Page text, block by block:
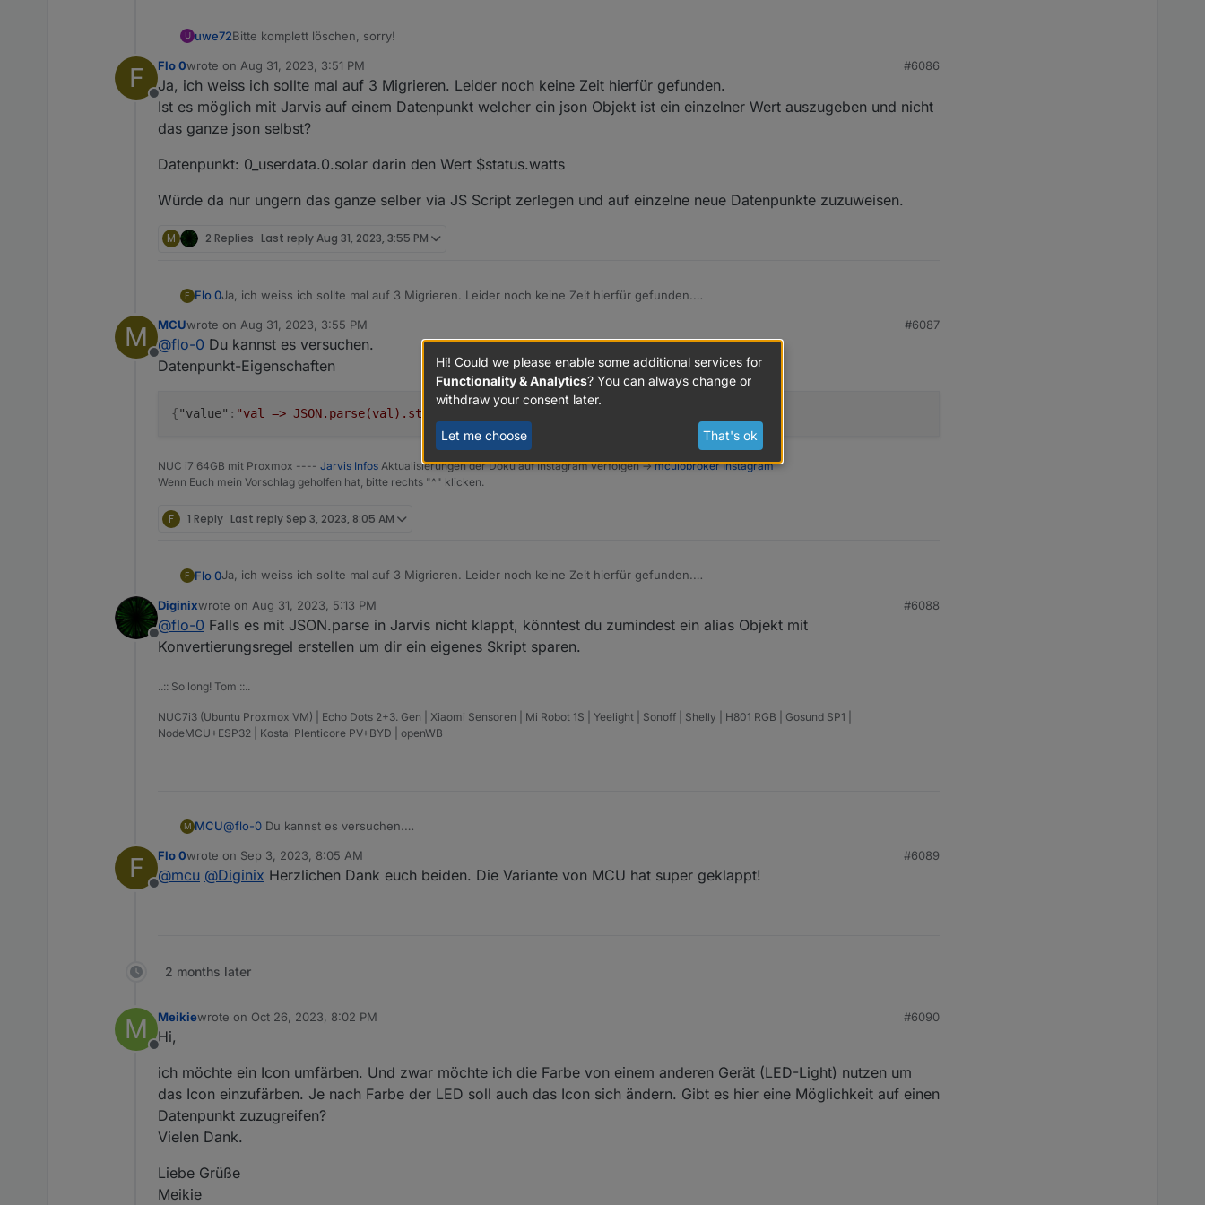
U uwe72Bitte komplett löschen, sorry!
F
Offline
Flo 0wrote on Aug 31, 2023, 3:51 PM
last edited by
#6086
Ja, ich weiss ich sollte mal auf 3 Migrieren. Leider noch keine Zeit hierfür gefunden.
Ist es möglich mit Jarvis auf einem Datenpunkt welcher ein json Objekt ist ein einzelner Wert auszugeben und nicht
das ganze json selbst?
Datenpunkt: 0_userdata.0.solar darin den Wert $status.watts
Würde da nur ungern das ganze selber via JS Script zerlegen und auf einzelne neue Datenpunkte zuzuweisen.
M 2 Replies Last replyAug 31, 2023, 3:55 PM
F Flo 0Ja, ich weiss ich sollte mal auf 3 Migrieren. Leider noch keine Zeit hierfür gefunden.
json selbst?
Datenpunkt: 0_userdata.0.solar darin den Wert $status.watts
Würde da nur ungern das ganze selber via JS Script zerlegen und auf einzelne neue Datenpunkte zuzuweisen.
M
Offline
MCUwrote on Aug 31, 2023, 3:55 PM
last edited by
#6087
@flo-0 Du kannst es versuchen.
Datenpunkt-Eigenschaften
{"value" : "val => JSON.parse(val).status.watts"
NUC i7 64GB mit Proxmox ---- Jarvis Infos Aktualisierungen der Doku auf Instagram verfolgen ->mcuiobroker Instagram
Wenn Euch mein Vorschlag geholfen hat, bitte rechts "^" klicken.
F 1 Reply Last reply Sep 3, 2023, 8:05 AM
F Flo 0Ja, ich weiss ich sollte mal auf 3 Migrieren. Leider noch keine Zeit hierfür gefunden.
json selbst?
Datenpunkt: 0_userdata.0.solar darin den Wert $status.watts
Würde da nur ungern das ganze selber via JS Script zerlegen und auf einzelne neue Datenpunkte zuzuweisen.
Offline
Diginixwrote on Aug 31, 2023, 5:13 PM
last edited by
#6088
@flo-0 Falls es mit JSON.parse in Jarvis nicht klappt, könntest du zumindest ein alias Objekt mit
Konvertierungsregel erstellen um dir ein eigenes Skript sparen.
..:: So long! Tom ::..
NUC7i3 (Ubuntu Proxmox VM) | Echo Dots 2+3. Gen | Xiaomi Sensoren | Mi Robot 1S | Yeelight | Sonoff | Shelly | H801 RGB | Gosund SP1 |
NodeMCU+ESP32 | Kostal Plenticore PV+BYD | openWB
M MCU@flo-0 Du kannst es versuchen.
F
Offline
Flo 0wrote on Sep 3, 2023, 8:05 AM
last edited by
#6089
@mcu @Diginix Herzlichen Dank euch beiden. Die Variante von MCU hat super geklappt!
2 months later
M
Offline
Meikiewrote on Oct 26, 2023, 8:02 PM
last edited by
#6090
Hi,
ich möchte ein Icon umfärben. Und zwar möchte ich die Farbe von einem anderen Gerät (LED-Light) nutzen um
das Icon einzufärben. Je nach Farbe der LED soll auch das Icon sich ändern. Gibt es hier eine Möglichkeit auf einen
Datenpunkt zuzugreifen?
Vielen Dank.
Liebe Grüße
Meikie
Hi! Could we please enable some additional services for
Functionality & Analytics? You can always change or
withdraw your consent later.
Let me choose That's ok